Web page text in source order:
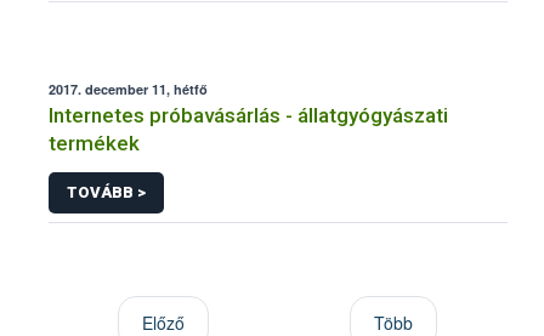
2017. december 11, hétfő
Internetes próbavásárlás - állatgyógyászati
termékek
TOVÁBB >
Előző Több